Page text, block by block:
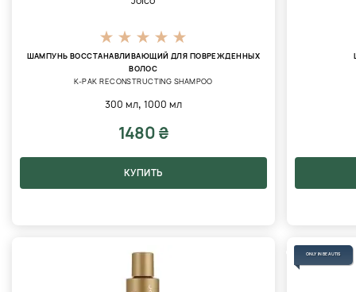
ШАМПУНЬ ВОССТАНАВЛИВАЮЩИЙ ДЛЯ ПОВРЕЖДЕННЫХ
ВОЛОС
K-PAK RECONSTRUCTING SHAMPOO
300 мл, 1000 мл
1480 ₴
КУПИТЬ
ONLY IN BEAUTIS